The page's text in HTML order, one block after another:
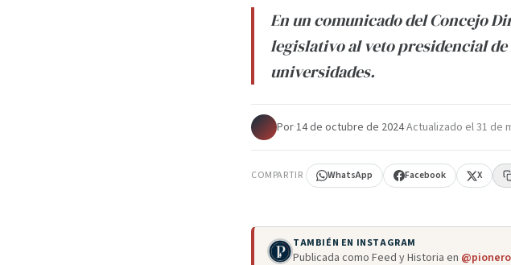
En un comunicado del Concejo
legislativo al veto presidencial
universidades.
Por·14 de octubre de 2024·Actualizado el31 de
COMPARTIR WhatsApp Facebook X
TAMBIÉN EN INSTAGRAM
Publicada como Feed y Historia en